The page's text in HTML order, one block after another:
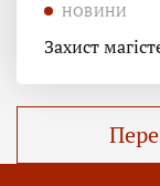
НОВИНИ
Захист